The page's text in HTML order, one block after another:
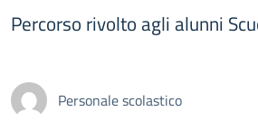
Percorso rivolto agli alunni
Personale scolastico